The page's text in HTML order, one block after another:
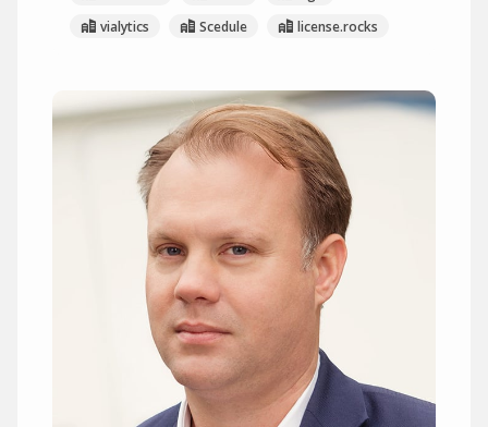
vialytics
Scedule license.rocks